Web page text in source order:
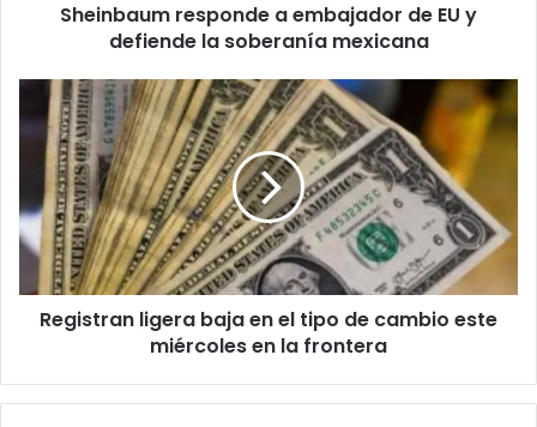
soberaníaSheinbaum responde a embajador de EU y
defiende la soberanía mexicana
Registran
ligera
baja
tipo
de
cambio
este
miércoles
Registran ligera baja en el tipo de cambio este
miércoles en la frontera